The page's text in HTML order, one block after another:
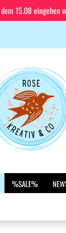
15.08
%SALE%